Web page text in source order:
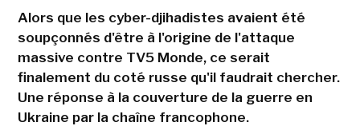
Alors que les cyber-djihadistes avaient été
soupçonnés d'être à l'origine de l'attaque
massive contre TV5 Monde, ce serait
finalement du coté russe qu'il faudrait chercher.
Une réponse à la couverture de la guerre en
Ukraine par la chaîne francophone.